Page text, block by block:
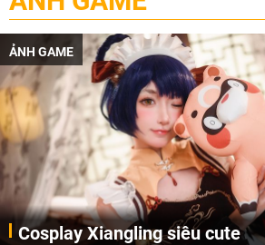
ẢNH GAME
Cosplay Xiangling siêu cute